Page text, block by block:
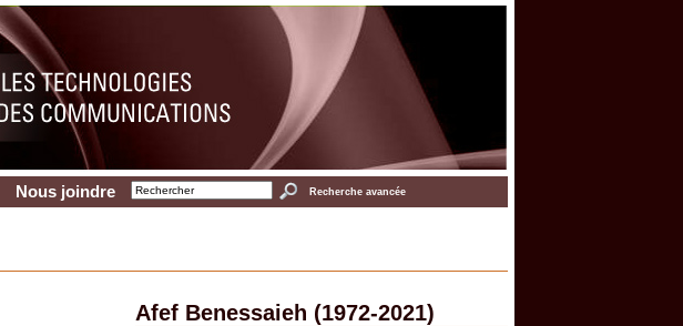
Nous joindre Recherche avancée
Afef Benessaieh (1972-2021)